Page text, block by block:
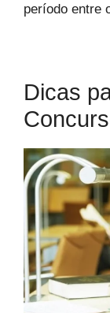
período entre
Dicas